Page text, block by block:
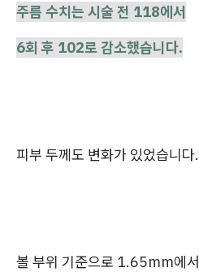
주름 수치는 시술 전 118에서
6회 후 102로 감소했습니다.
피부 두께도 변화가 있었습니다.
볼 부위 기준으로 1.65mm에서